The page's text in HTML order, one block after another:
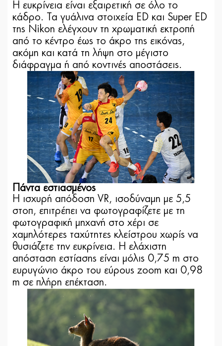
Η ευκρίνεια είναι εξαιρετική σε όλο το
κάδρο. Τα γυάλινα στοιχεία ED και Super ED
της Nikon ελέγχουν τη χρωματική εκτροπή
από το κέντρο έως το άκρο της εικόνας,
ακόμη και κατά τη λήψη στο μέγιστο
διάφραγμα ή από κοντινές αποστάσεις.
Πάντα εστιασμένος
Η ισχυρή απόδοση VR, ισοδύναμη με 5,5
στοπ, επιτρέπει να φωτογραφίζετε με τη
φωτογραφική μηχανή στο χέρι σε
χαμηλότερες ταχύτητες κλείστρου χωρίς να
θυσιάζετε την ευκρίνεια. Η ελάχιστη
απόσταση εστίασης είναι μόλις 0,75 m στο
ευρυγώνιο άκρο του εύρους zoom και 0,98
m σε πλήρη επέκταση.